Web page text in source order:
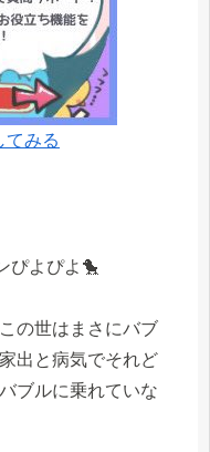
てみる
ぴよぴよ🐤
の世はまさにバブ
出と病気でそれど
ブルに乗れていな